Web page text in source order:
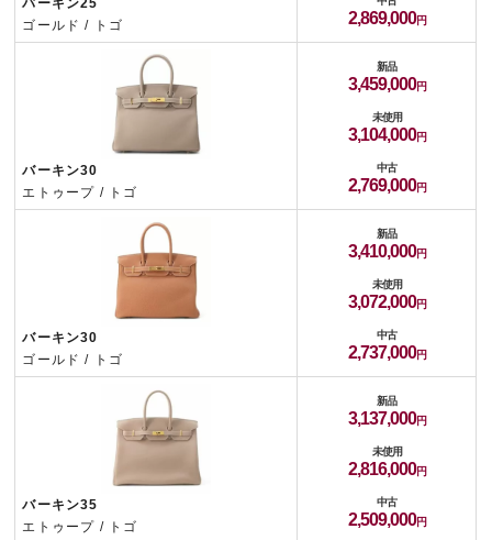
バーキン25
ゴールド / トゴ
2,869,000
バーキン30
エトゥープ / トゴ
新品
3,459,000
未使用
3,104,000
中古
2,769,000
バーキン30
ゴールド / トゴ
新品
3,410,000
未使用
3,072,000
中古
2,737,000
バーキン35
エトゥープ / トゴ
新品
3,137,000
未使用
2,816,000
中古
2,509,000